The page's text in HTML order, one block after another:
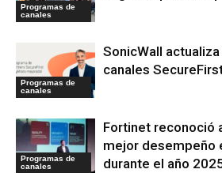
Programas de
canales
Programas de
canales
SonicWall
canales
Programas de
canales
Fortinet reconoció
mejor desempeño
durante el año